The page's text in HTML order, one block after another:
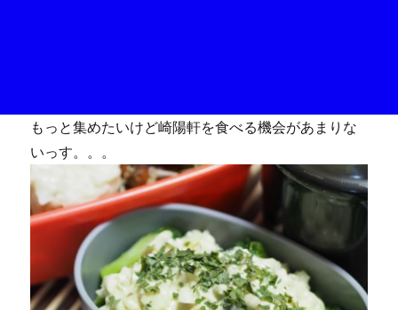
もっと集めたいけど崎陽軒を食べる機会があまりな
いっす。。。